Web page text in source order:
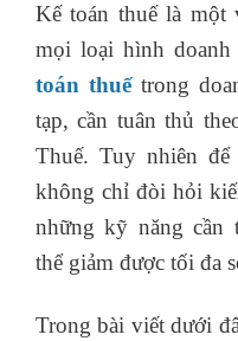
Kế toán thuế là
mọi loại hình doanh
toán thuếtrong
tạp, cần tuân thủ
Thuế. Tuy nhiên
không chỉ đòi hỏi
những kỹ năng cần
thể giảm được tối đa
Trong bài viết dưới